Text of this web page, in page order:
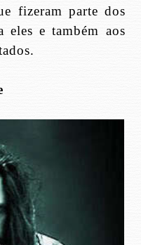
fizeram parte dos
e também aos